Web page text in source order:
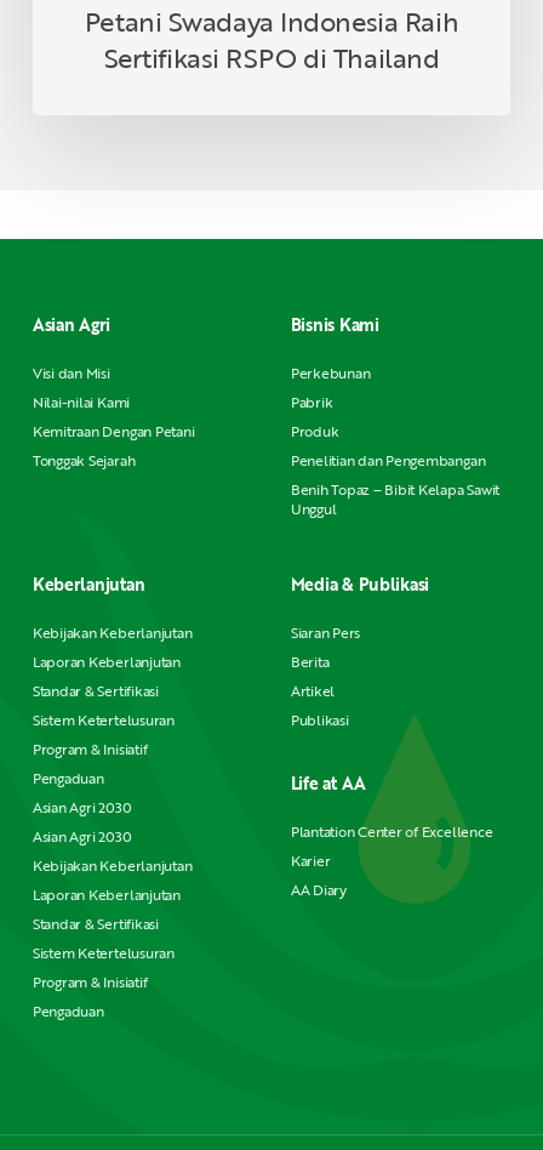
Petani Swadaya Indonesia Raih
Sertifikasi RSPO di Thailand
Asian Agri
Visi dan Misi
Nilai-nilai Kami
Kemitraan Dengan Petani
Tonggak Sejarah
Bisnis Kami
Perkebunan
Pabrik
Produk
Penelitian dan Pengembangan
Benih Topaz – Bibit Kelapa Sawit
Unggul
Keberlanjutan
Kebijakan Keberlanjutan
Laporan Keberlanjutan
Standar & Sertifikasi
Sistem Ketertelusuran
Program & Inisiatif
Pengaduan
Asian Agri 2030
Asian Agri 2030
Kebijakan Keberlanjutan
Laporan Keberlanjutan
Standar & Sertifikasi
Sistem Ketertelusuran
Program & Inisiatif
Pengaduan
Media & Publikasi
Siaran Pers
Berita
Artikel
Publikasi
Life at AA
Plantation Center of Excellence
Karier
AA Diary